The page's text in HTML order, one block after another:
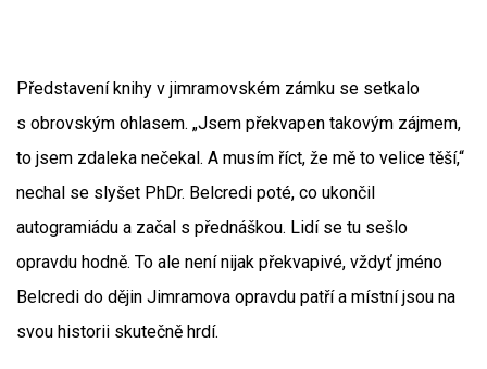
Představení knihy v jimramovském zámku se setkalo
s obrovským ohlasem. „Jsem překvapen takovým zájmem,
to jsem zdaleka nečekal. A musím říct, že mě to velice těší,“
nechal se slyšet PhDr. Belcredi poté, co ukončil
autogramiádu a začal s přednáškou. Lidí se tu sešlo
opravdu hodně. To ale není nijak překvapivé, vždyť jméno
Belcredi do dějin Jimramova opravdu patří a místní jsou na
svou historii skutečně hrdí.